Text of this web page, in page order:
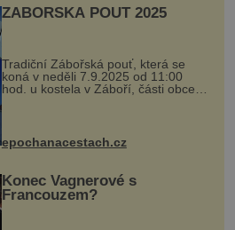
ZÁBOŘSKÁ POUŤ 2025
Tradiční Zábořská pouť, která se
koná v neděli 7.9.2025 od 11:00
hod. u kostela v Záboří, části obce
Kly u Mělníka. V programu naleznete
komentovanou prohlídku kostela,
epochanacestach.cz
Konec Vagnerové s
Francouzem?